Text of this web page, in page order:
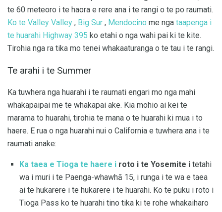
te 60 meteoro i te haora e rere ana i te rangi o te po raumati.
Ko te Valley Valley , Big Sur , Mendocino me nga taapenga i
te huarahi Highway 395 ko etahi o nga wahi pai ki te kite.
Tirohia nga ra tika mo tenei whakaaturanga o te tau i te rangi.
Te arahi i te Summer
Ka tuwhera nga huarahi i te raumati engari mo nga mahi
whakapaipai me te whakapai ake. Kia mohio ai kei te
marama to huarahi, tirohia te mana o te huarahi ki mua i to
haere. E rua o nga huarahi nui o California e tuwhera ana i te
raumati anake:
Ka taea e Tioga te haere i roto i te Yosemite i tetahi
wa i muri i te Paenga-whawhā 15, i runga i te wa e taea
ai te hukarere i te hukarere i te huarahi. Ko te puku i roto i
Tioga Pass ko te huarahi tino tika ki te rohe whakaiharo